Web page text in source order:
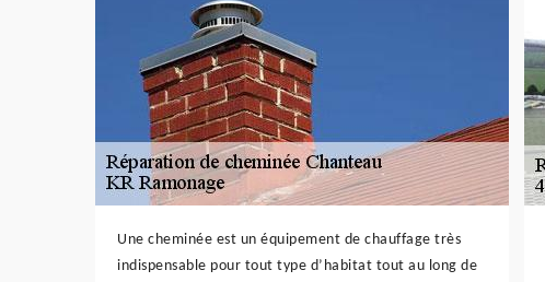
Une cheminée est un équipement de chauffage très
indispensable pour tout type d’habitat tout au long de